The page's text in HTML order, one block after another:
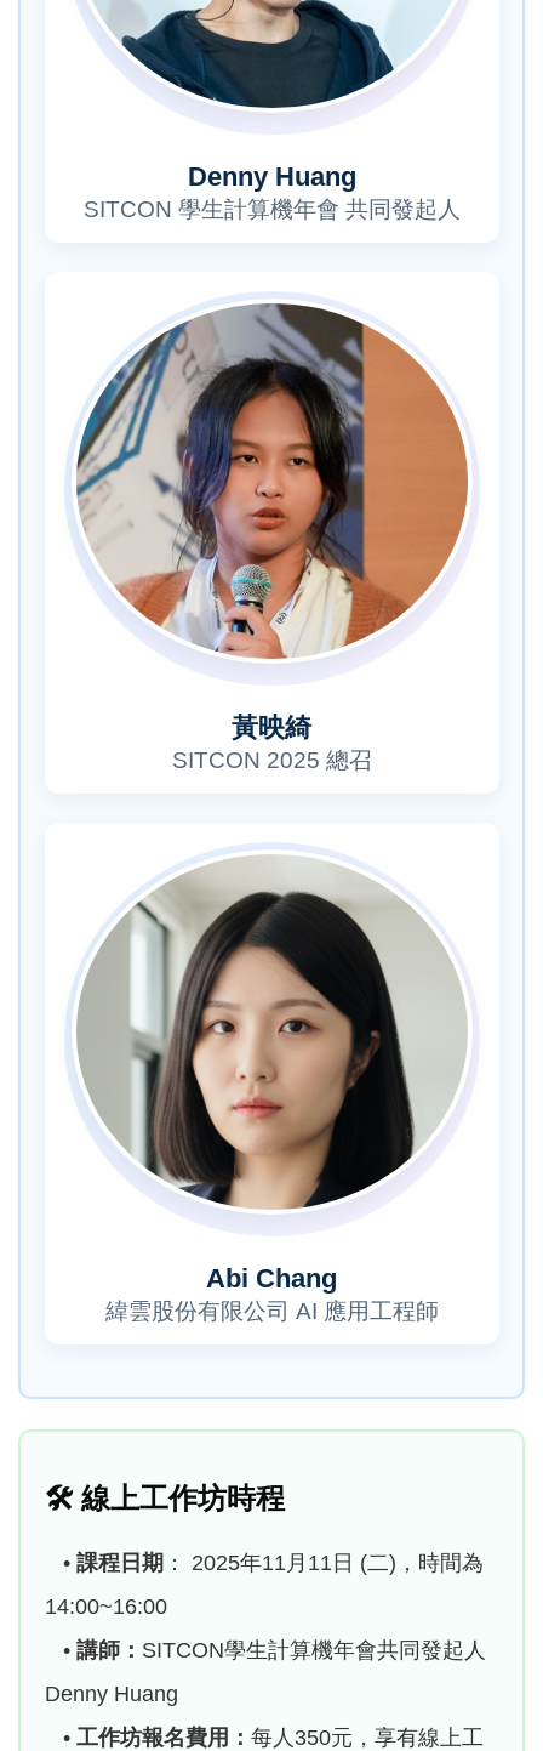
Denny Huang
SITCON 學生計算機年會 共同發起人
黃映綺
SITCON 2025 總召
Abi Chang
緯雲股份有限公司 AI 應用工程師
🛠️ 線上工作坊時程
• 課程日期 ： 2025年11月11日 (二)，時間為
14:00~16:00
• 講師： SITCON學生計算機年會共同發起人
Denny Huang
• 工作坊報名費用： 每人350元，享有線上工